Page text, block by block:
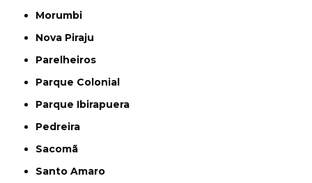
Morumbi
Nova Piraju
Parelheiros
Parque Colonial
Parque Ibirapuera
Pedreira
Sacomã
Santo Amaro